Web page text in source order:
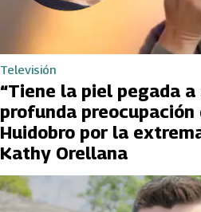
Televisión
“Tiene la piel pegada a
profunda preocupación
Huidobro por la
Kathy Orellana